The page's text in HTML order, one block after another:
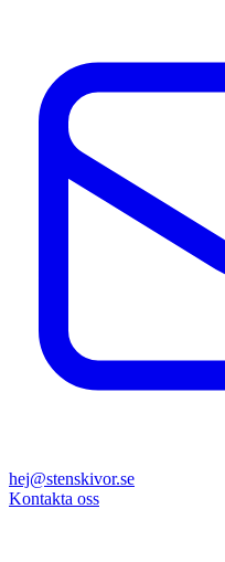
hej@stenskivor.se
Kontakta oss